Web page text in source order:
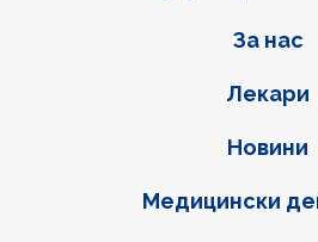
Фуутер навигация
За нас
Лекари
Новини
Медицински